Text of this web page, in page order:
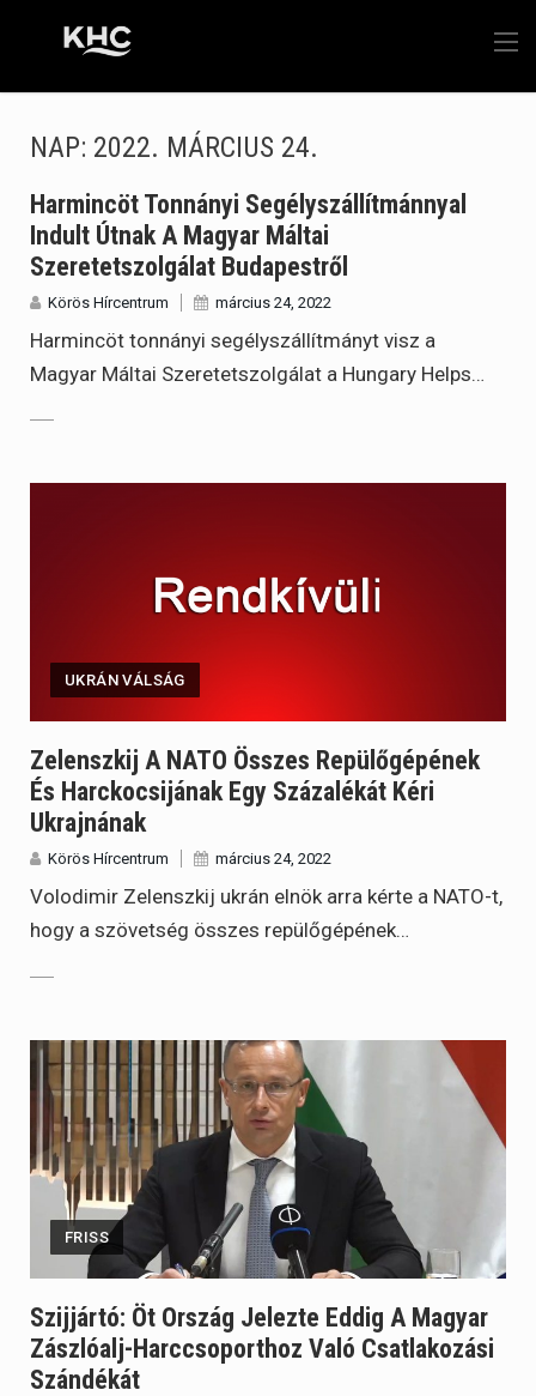
NAP: 2022. MÁRCIUS 24.
Harmincöt Tonnányi Segélyszállítmánnyal
Indult Útnak A Magyar Máltai
Szeretetszolgálat Budapestről
Körös Hírcentrum március 24, 2022
Harmincöt tonnányi segélyszállítmányt visz a
Magyar Máltai Szeretetszolgálat a Hungary Helps…
UKRÁN VÁLSÁG
Zelenszkij A NATO Összes Repülőgépének
És Harckocsijának Egy Százalékát Kéri
Ukrajnának
Körös Hírcentrum március 24, 2022
Volodimir Zelenszkij ukrán elnök arra kérte a NATO-t,
hogy a szövetség összes repülőgépének…
FRISS
Szijjártó: Öt Ország Jelezte Eddig A Magyar
Zászlóalj-Harccsoporthoz Való Csatlakozási
Szándékát